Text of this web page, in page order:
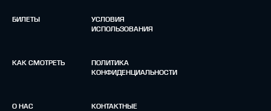
БИЛЕТЫ
КАК СМОТРЕТЬ
О НАС
УСЛОВИЯ
ИСПОЛЬЗОВАНИЯ
ПОЛИТИКА
КОНФИДЕНЦИАЛЬНОСТИ
КОНТАКТНЫЕ